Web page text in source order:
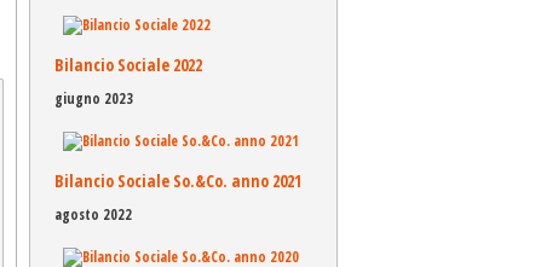
Bilancio Sociale 2022
giugno 2023
Bilancio Sociale So.&Co. anno 2021
agosto 2022